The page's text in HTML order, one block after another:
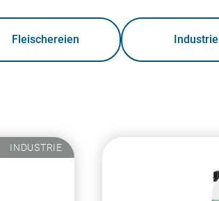
Fleischereien Industrie
INDUSTRIE